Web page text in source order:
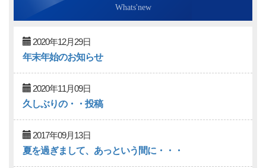
Whats'new
2020年12月29日
年末年始のお知らせ
2020年11月09日
久しぶりの・・投稿
2017年09月13日
夏を過ぎまして、あっという間に・・・